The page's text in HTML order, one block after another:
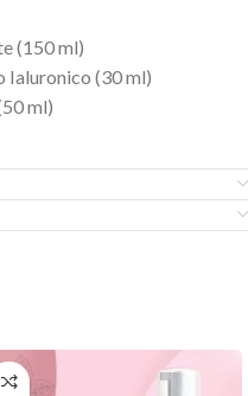
(150 ml)
Ialuronico (30 ml)
ml)